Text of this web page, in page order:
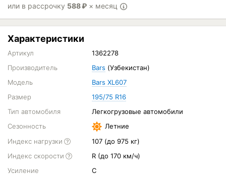
или в рассрочку 588₽ × месяц
Характеристики
Артикул
1362278
Производитель
Bars (Узбекистан)
Модель
Bars XL607
Размер
195/75 R16
Тип автомобиля
Легкогрузовые автомобили
Сезонность
Летние
Индекс нагрузки
107 (до 975 кг)
Индекс скорости
R (до 170 км/ч)
Усиление
C